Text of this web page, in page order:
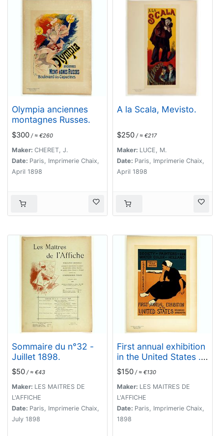
Olympia anciennes
montagnes Russes.
$300 / ≈ €260
Maker: CHERET, J.
Date: Paris, Imprimerie Chaix,
April 1898
A la Scala, Mevisto.
$250 / ≈ €217
Maker: LUCE, M.
Date: Paris, Imprimerie Chaix,
April 1898
Sommaire du n°32 -
Juillet 1898.
$50 / ≈ €43
Maker: LES MAITRES DE
L'AFFICHE
Date: Paris, Imprimerie Chaix,
July 1898
First annual exhibition
in the United States . .
.$150 / ≈ €130
Maker: LES MAITRES DE
L'AFFICHE
Date: Paris, Imprimerie Chaix,
1898